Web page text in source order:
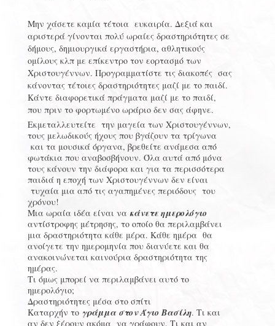
Μην χάσετε καμία τέτοια ευκαιρία. Δεξιά και
αριστερά γίνονται πολύ ωραίες δραστηριότητες σε
δήμους, δημιουργικά εργαστήρια, αθλητικούς
ομίλους κλπ με επίκεντρο τον εορτασμό των
Χριστουγέννων. Προγραμματίστε τις διακοπές σας
κάνοντας τέτοιες δραστηριότητες μαζί με το παιδί.
Κάντε διαφορετικά πράγματα μαζί με το παιδί,
που πριν το φορτωμένο ωράριο δεν σας άφηνε.
Εκμεταλλευτείτε την μαγεία των Χριστουγέννων,
τους μελωδικούς ήχους που βγάζουν τα τρίγωνα
και τα μουσικά όργανα, βρεθείτε ανάμεσα από
φωτάκια που αναβοσβήνουν. Όλα αυτά από μόνα
τους κάνουν την διάφορα και για τα περισσότερα
παιδιά η εποχή των Χριστουγέννων δεν είναι
τυχαία μια από τις αγαπημένες περιόδους του
χρόνου!
Μια ωραία ιδέα είναι να κάνετε ημερολόγιο
αντίστροφης μέτρησης, το οποίο θα περιλαμβάνει
μια δραστηριότητα κάθε μέρα. Κάθε ημέρα θα
ανοίγετε την ημερομηνία που διανύετε και θα
ανακοινώνεται καινούρια δραστηριότητα της
ημέρας.
Τι όμως μπορεί να περιλαμβάνει αυτό το
ημερολόγιο;
Δραστηριότητες μέσα στο σπίτι
Καταρχήν το γράμμα στον Άγιο Βασίλη. Τι και
αν δεν ξέρουν ακόμα να γράφουν. Τι και αν